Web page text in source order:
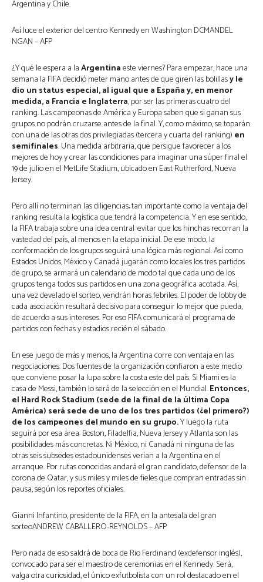
Argentina y Chile.
Así luce el exterior del centro Kennedy en Washington DCMANDEL
NGAN – AFP
¿Y qué le espera a laArgentinaeste viernes? Para empezar, hace una
semana la FIFA decidió meter mano antes de que giren las bolillasy le
dio un status especial, al igual que a España y, en menor
medida, a Francia e Inglaterra, por ser las primeras cuatro del
ranking. Las campeonas de América y Europa saben que si ganan sus
grupos no podrán cruzarse antes de la final. Y, como máximo, se toparán
con una de las otras dos privilegiadas (tercera y cuarta del ranking) en
semifinales. Una medida arbitraria, que persigue favorecer a los
mejores de hoy y crear las condiciones para imaginar una súper final el
19 de julio en el MetLife Stadium, ubicado en East Rutherford, Nueva
Jersey.
Pero allí no terminan las diligencias; tan importante como la ventaja del
ranking resulta la logística que tendrá la competencia. Y en ese sentido,
la FIFA trabaja sobre una idea central: evitar que los hinchas recorran la
vastedad del país, al menos en la etapa inicial. De ese modo, la
conformación de los grupos seguirá una lógica más regional. Así como
Estados Unidos, México y Canadá jugarán como locales los tres partidos
de grupo, se armará un calendario de modo tal que cada uno de los
grupos tenga todos sus partidos en una zona geográfica acotada. Así,
una vez develado el sorteo, vendrán horas febriles. El poder de lobby de
cada asociación resultará decisivo para conseguir lo mejor que pueda,
de acuerdo a sus intereses. Por eso FIFA comunicará el programa de
partidos con fechas y estadios recién el sábado.
En ese juego de más y menos, la Argentina corre con ventaja en las
negociaciones. Dos fuentes de la organización confiaron a este medio
que conviene posar la lupa sobre la costa este del país. Si Miami es la
casa de Messi, también lo será de la selección en el Mundial.Entonces,
el Hard Rock Stadium (sede de la final de la última Copa
América) será sede de uno de los tres partidos (¿el primero?)
de los campeones del mundo en su grupo.Y luego la ruta
seguirá por esa área: Boston, Filadelfia, Nueva Jersey y Atlanta son las
posibilidades más concretas. Ni México, ni Canadá ni ninguna de las
otras seis subsedes estadounidenses verían a la Argentina en el
arranque. Por rutas conocidas andará el gran candidato, defensor de la
corona de Qatar, y sus miles y miles de fieles que compran entradas sin
pausa, según los reportes oficiales.
Gianni Infantino, presidente de la FIFA, en la antesala del gran
sorteoANDREW CABALLERO-REYNOLDS – AFP
Pero nada de eso saldrá de boca de Rio Ferdinand (exdefensor inglés),
convocado para ser el maestro de ceremonias en el Kennedy. Será,
valga otra curiosidad, el único exfutbolista con un rol destacado en el